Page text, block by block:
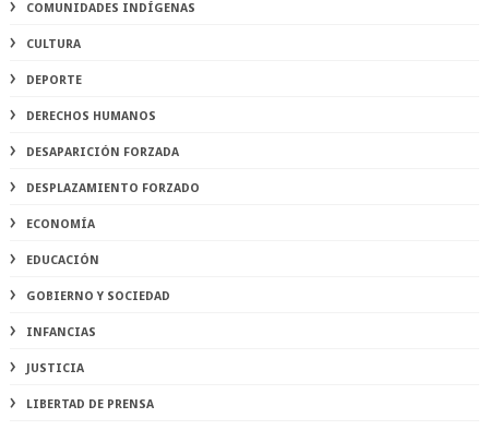
COMUNIDADES INDÍGENAS
CULTURA
DEPORTE
DERECHOS HUMANOS
DESAPARICIÓN FORZADA
DESPLAZAMIENTO FORZADO
ECONOMÍA
EDUCACIÓN
GOBIERNO Y SOCIEDAD
INFANCIAS
JUSTICIA
LIBERTAD DE PRENSA